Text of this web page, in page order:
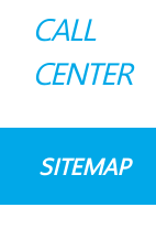
CALL
CENTER
SITEMAP